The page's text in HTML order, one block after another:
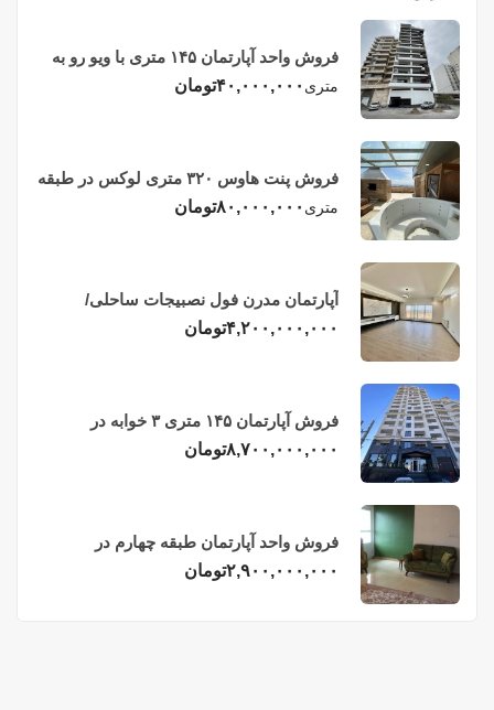
فروش واحد آپارتمان ۱۴۵ متری با ویو رو به
دریا در فریدونکنار
متری ۴۰,۰۰۰,۰۰۰تومان
فروش پنت هاوس ۳۲۰ متری لوکس در طبقه
چهاردهم فریدونکنار
متری ۸۰,۰۰۰,۰۰۰تومان
آپارتمان مدرن فول نصبیجات ساحلی/
فریدونکنار
۴,۲۰۰,۰۰۰,۰۰۰تومان
فروش آپارتمان ۱۴۵ متری ۳ خوابه در
فریدونکنار
۸,۷۰۰,۰۰۰,۰۰۰تومان
فروش واحد آپارتمان طبقه چهارم در
فریدونکنار
۲,۹۰۰,۰۰۰,۰۰۰تومان